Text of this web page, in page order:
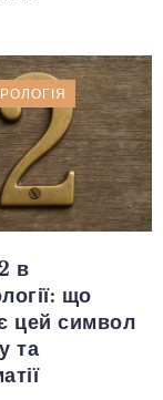
в
що
цей символ
та